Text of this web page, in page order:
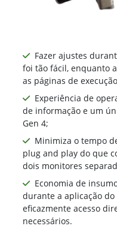
Fazer ajustes
foi tão fácil, enquanto
as páginas de
Experiência de
de informação e um
Gen 4;
Minimiza o tempo
plug and play do que
dois monitores
Economia de
durante a aplicação
eficazmente acesso
necessários.